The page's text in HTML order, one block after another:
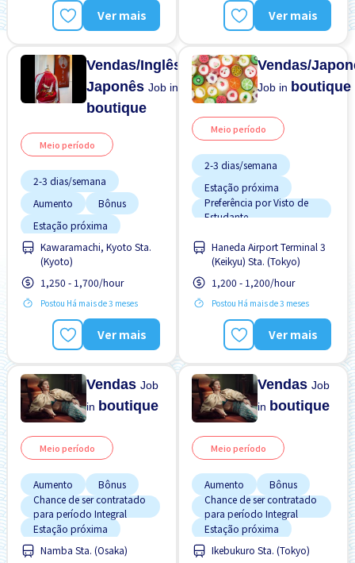
Preferência por Mulheres
Ver mais
Transporte pagoVer mais
Vendas/Inglês-
JaponêsJob in
boutique
Meio período
2-3 dias/semana
Aumento
Bônus
Estação próxima
Estrangeiro trabalhando
Preferência por Homens
Preferência por Mulheres
Transporte pago
Kawaramachi, Kyoto Sta.
(Kyoto)
1,250 - 1,700/hour
Postou Há mais de 3 meses
Ver mais
Vendas/
Job in boutique
Meio período
2-3 dias/semana
Estação próxima
Preferência por Visto de
Estudante
Transporte pago
Haneda Airport Terminal 3
(Keikyu) Sta. (Tokyo)
1,200 - 1,200/hour
Postou Há mais de 3 meses
Ver mais
VendasJob
in boutique
Meio período
Aumento
Bônus
Chance de ser contratado
para período Integral
Estação próxima
Estrangeiro trabalhando
Namba Sta. (Osaka)
VendasJob
in boutique
Meio período
Aumento
Bônus
Chance de ser contratado
para período Integral
Estação próxima
Estrangeiro trabalhando
Ikebukuro Sta. (Tokyo)